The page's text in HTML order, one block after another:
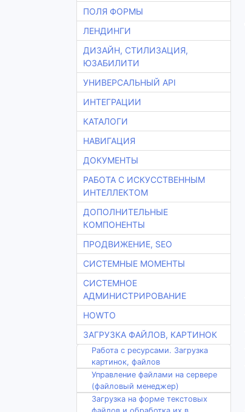
ПОЛЯ ФОРМЫ
ЛЕНДИНГИ
ДИЗАЙН, СТИЛИЗАЦИЯ,
ЮЗАБИЛИТИ
УНИВЕРСАЛЬНЫЙ API
ИНТЕГРАЦИИ
КАТАЛОГИ
НАВИГАЦИЯ
ДОКУМЕНТЫ
РАБОТА С ИСКУССТВЕННЫМ
ИНТЕЛЛЕКТОМ
ДОПОЛНИТЕЛЬНЫЕ
КОМПОНЕНТЫ
ПРОДВИЖЕНИЕ, SEO
СИСТЕМНЫЕ МОМЕНТЫ
СИСТЕМНОЕ
АДМИНИСТРИРОВАНИЕ
HOWTO
ЗАГРУЗКА ФАЙЛОВ, КАРТИНОК
Работа с ресурсами. Загрузка
картинок, файлов
Управление файлами на сервере
(файловый менеджер)
Загрузка на форме текстовых